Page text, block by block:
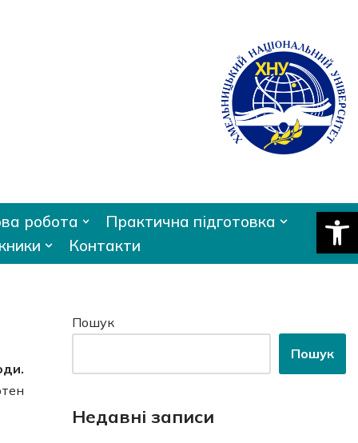
робота
Практична підготовка
Контакти
Пошук
Пошук
Недавні записи